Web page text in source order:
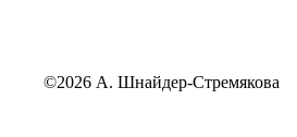
©2026 А. Шнайдер-Стремякова